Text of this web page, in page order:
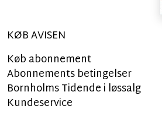
KØB AVISEN
Køb abonnement
Abonnements betingelser
Bornholms Tidende i løssalg
Kundeservice